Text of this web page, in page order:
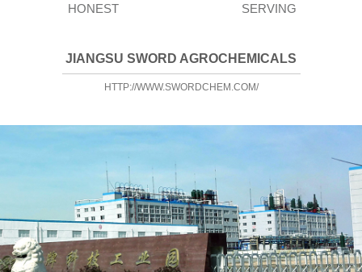
HONEST SERVING
JIANGSU SWORD AGROCHEMICALS
HTTP://WWW.SWORDCHEM.COM/